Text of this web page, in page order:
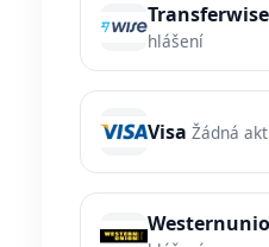
Transferwise
hlášení
Visa Žádná